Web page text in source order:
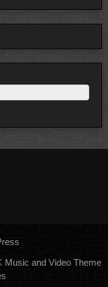
Music and Video Theme